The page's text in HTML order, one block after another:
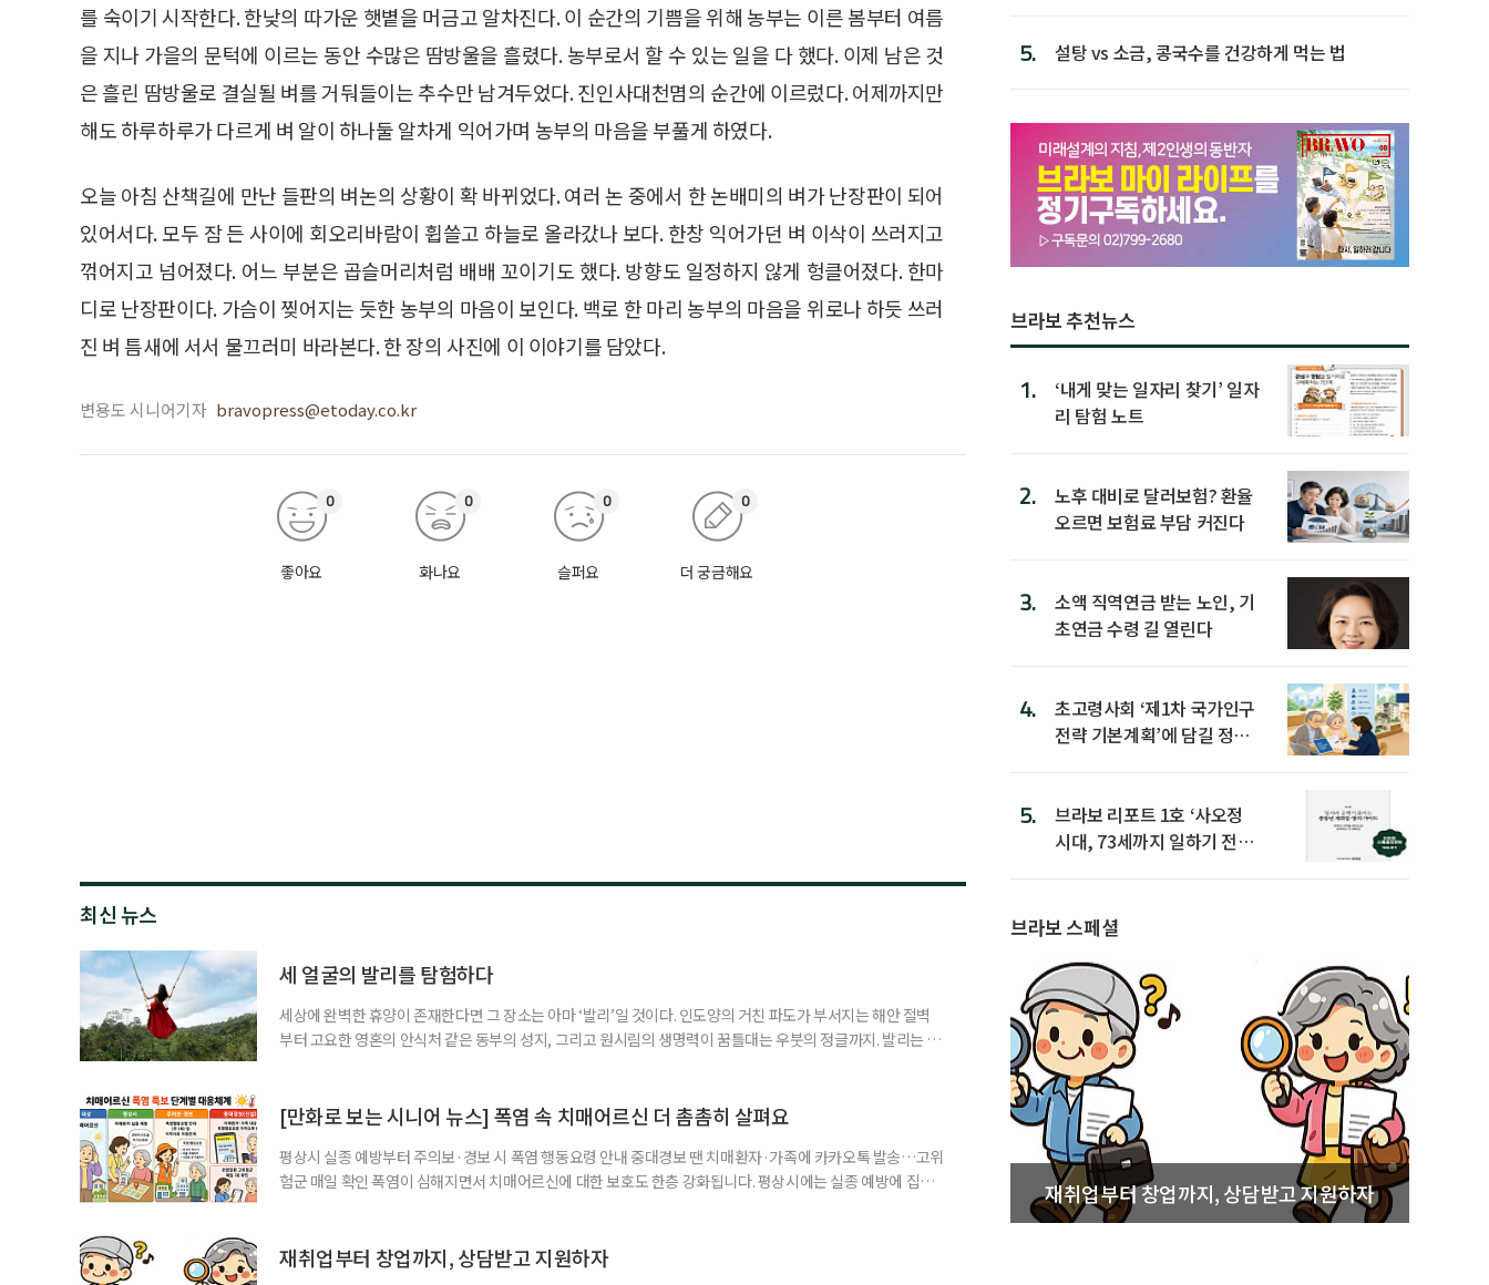
를 숙이기 시작한다. 한낮의 따가운 햇볕을 머금고 알차진다. 이 순간의 기쁨을 위해 농부는 이른 봄부터 여름
을 지나 가을의 문턱에 이르는 동안 수많은 땀방울을 흘렸다. 농부로서 할 수 있는 일을 다 했다. 이제 남은 것
은 흘린 땀방울로 결실될 벼를 거둬들이는 추수만 남겨두었다. 진인사대천몀의 순간에 이르렀다. 어제까지만
해도 하루하루가 다르게 벼 알이 하나둘 알차게 익어가며 농부의 마음을 부풀게 하였다.
오늘 아침 산책길에 만난 들판의 벼논의 상황이 확 바뀌었다. 여러 논 중에서 한 논배미의 벼가 난장판이 되어
있어서다. 모두 잠 든 사이에 회오리바람이 휩쓸고 하늘로 올라갔나 보다. 한창 익어가던 벼 이삭이 쓰러지고
꺾어지고 넘어졌다. 어느 부분은 곱슬머리처럼 배배 꼬이기도 했다. 방향도 일정하지 않게 헝클어졌다. 한마
디로 난장판이다. 가슴이 찢어지는 듯한 농부의 마음이 보인다. 백로 한 마리 농부의 마음을 위로나 하듯 쓰러
진 벼 틈새에 서서 물끄러미 바라본다. 한 장의 사진에 이 이야기를 담았다.
변용도 시니어기자 bravopress@etoday.co.kr
좋아요
0
화나요
0
슬퍼요
0
더 궁금해요
0
최신 뉴스
세 얼굴의 발리를 탐험하다
세상에 완벽한 휴양이 존재한다면 그 장소는 아마 ‘발리’일 것이다. 인도양의 거친 파도가 부서지는 해안 절벽
부터 고요한 영혼의 안식처 같은 동부의 성지, 그리고 원시림의 생명력이 꿈틀대는 우붓의 정글까지. 발리는 머
순한 휴양을 넘어 오감이 깨어나는 특별한 여정을 원한다면, 미지의 매력으로 가득 찬 발리의 세 가지 얼굴
[만화로 보는 시니어 뉴스] 폭염 속 치매어르신 더 촘촘히 살펴요
평상시 실종 예방부터 주의보·경보 시 폭염 행동요령 안내 중대경보 땐 치매환자·가족에 카카오톡 발송…고위
험군 매일 확인 폭염이 심해지면서 치매어르신에 대한 보호도 한층 강화됩니다. 평상시에는 실종 예방에 집중
매어르신은 인지기능 저하로 폭염 상황을 제대로 인식하거나 스스로 적절하게 대처하는 데 어려움을 겪을 수
재취업부터 창업까지, 상담받고 지원하자
5. 설탕 vs 소금, 콩국수를 건강하게 먹는 법
브라보 추천뉴스
1.
‘내게 맞는 일자리 찾기’ 일자
리 탐험 노트
2.
노후 대비로 달러보험? 환율
오르면 보험료 부담 커진다
3.
소액 직역연금 받는 노인, 기
초연금 수령 길 열린다
4.
초고령사회 ‘제1차 국가인구
전략 기본계획’에 담길 정책
5.
브라보 리포트 1호 ‘사오정
시대, 73세까지 일하기 전략’
브라보 스페셜
재취업부터 창업까지, 상담받고 지원하자